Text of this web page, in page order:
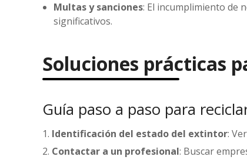
Multas y sanciones: El incumplimiento de
significativos.
Soluciones prácticas
Guía paso a paso para
Identificación del estado del extintor:
Contactar a un profesional: Buscar